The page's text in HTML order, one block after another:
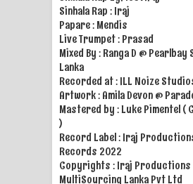
Kaalaya Song Lyrics
පෙළ
පද පෙළ
Sandata Duka Hithila
සඳට දුක හිතිලා ගීතයේ
Sinhala Rap : Iraj
Papare : Mendis
Live Trumpet : Prasad
Mixed By : Ranga D @
Lanka
Recorded at : ILL Noize
Artwork : Amila Devon @
Mastered by : Luke Pimentel (
)
Record Label : Iraj
Records 2022
Copyrights : Iraj Productions
MultiSourcing Lanka Pvt Ltd